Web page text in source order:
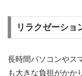
リラクゼーショ
長時間パソコンやス
も大きな負担がかか